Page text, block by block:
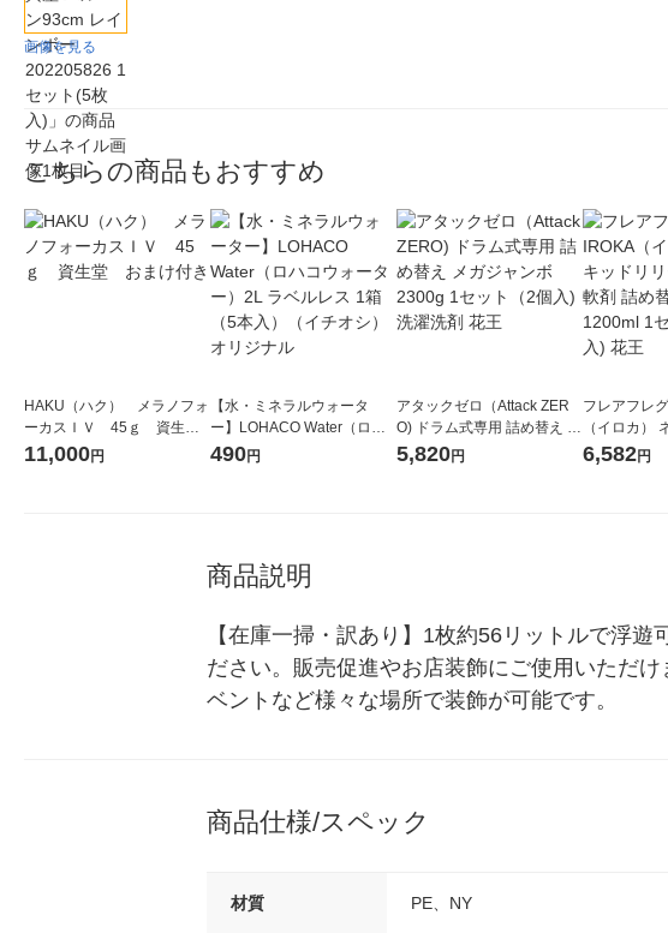
画像を見る
こちらの商品もおすすめ
HAKU（ハク） メラノフォ
ーカスＩＶ 45ｇ 資生
堂 おまけ付き
11,000円
【水・ミネラルウォータ
ー】LOHACO Water（ロハ
コウォーター）2L ラベルレ
490円
アタックゼロ（Attack ZER
O) ドラム式専用 詰め替え メ
ガジャンボ 2300g 1セット
5,820円
フレアフレ
（イロカ）
ーの香り 柔
6,582円
商品説明
【在庫一掃・訳あり】1枚約56リットルで浮
ださい。販売促進やお店装飾にご使用いただ
ベントなど様々な場所で装飾が可能です。
商品仕様/スペック
材質 PE、NY